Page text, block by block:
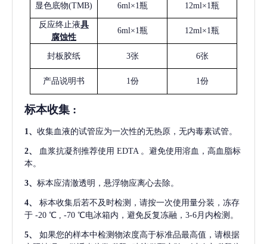
显色底物(TMB) 6ml×1瓶 12ml×1瓶
反应终止液具
腐蚀性
6ml×1瓶 12ml×1瓶
封板胶纸 3张 6张
产品说明书 1份 1份
标本收集 :
1 、 收集血液的试管应为一次性的无热原，无内毒素试管。
2、 血浆抗凝剂推荐使用 EDTA 。避免使用溶血，高血脂标
本。
3、 标本应清澈透明，悬浮物应离心去除。
4、
标本收集后若不及时检测，请按一次使用量分装，冻存
于 -20 ℃ , -70 ℃电冰箱内，避免反复冻融，3-6月内检测。
5、
如果您的样本中检测物浓度高于标准品最高值，请根据